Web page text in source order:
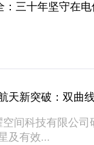
：三十年坚守在
天新突破：双曲
间科技有限公
及有效...